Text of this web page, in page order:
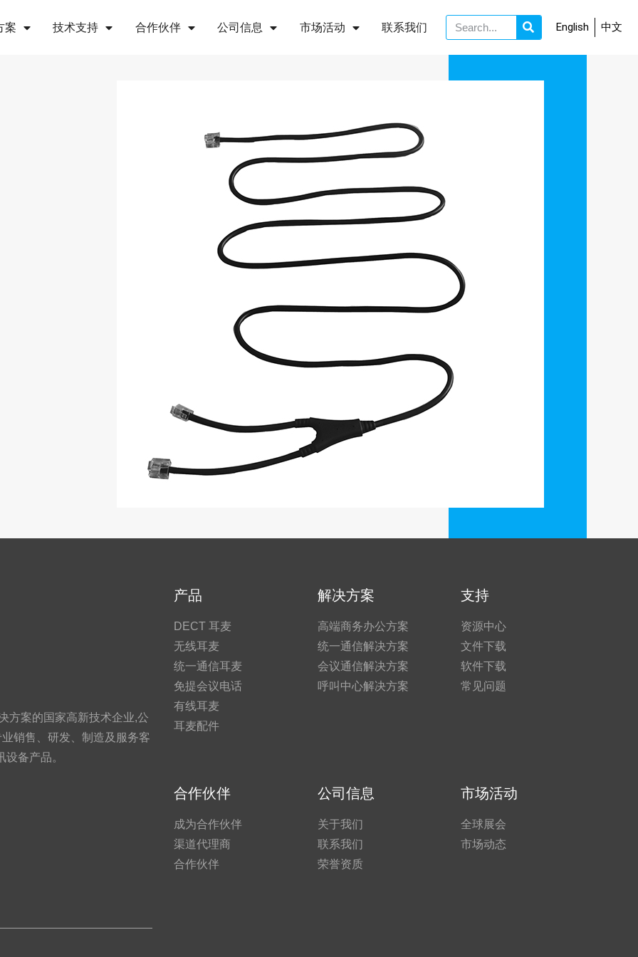
案 技术支持 合作伙伴 公司信息 市场活动 联系我们 English 中文
方案的国家高新技术企业,公
销售、研发、制造及服务客
备产品。
产品
DECT 耳麦
无线耳麦
统一通信耳麦
免提会议电话
有线耳麦
耳麦配件
解决方案
高端商务办公方案
统一通信解决方案
会议通信解决方案
呼叫中心解决方案
支持
资源中心
文件下载
软件下载
常见问题
合作伙伴
成为合作伙伴
渠道代理商
合作伙伴
公司信息
关于我们
联系我们
荣誉资质
市场活动
全球展会
市场动态